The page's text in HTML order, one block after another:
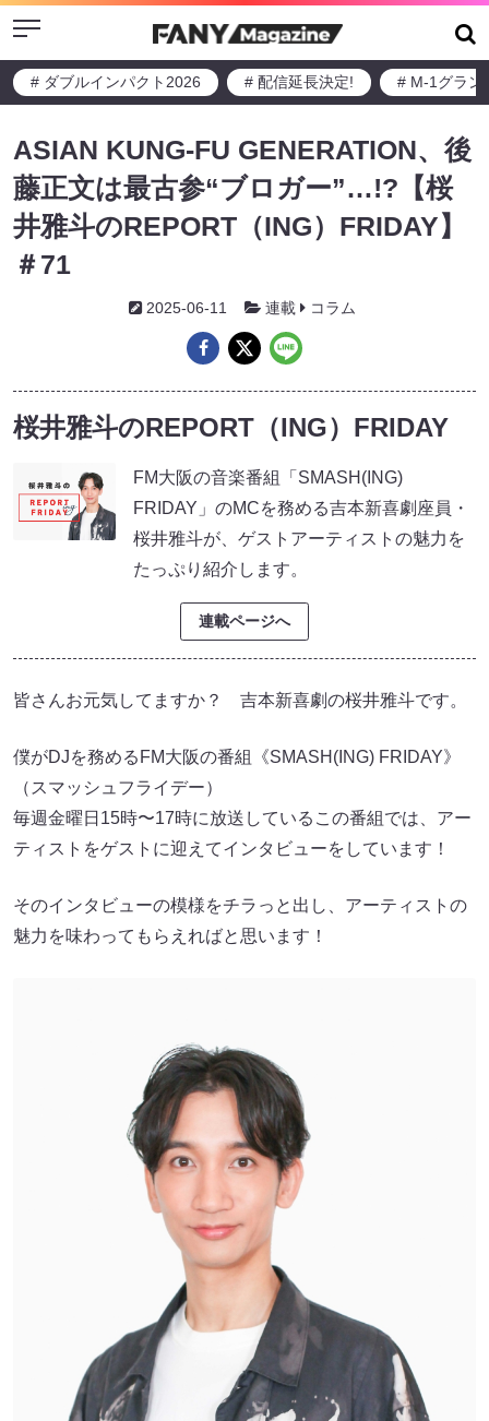
Menu
# ダブルインパクト2026 # 配信延長決定! # M-1グラン
ASIAN KUNG-FU GENERATION、後
藤正文は最古参“ブロガー”…!?【桜
井雅斗のREPORT（ING）FRIDAY】
＃71
2025-06-11 連載 コラム
桜井雅斗のREPORT（ING）FRIDAY
FM大阪の音楽番組「SMASH(ING)
FRIDAY」のMCを務める吉本新喜劇座員・
桜井雅斗が、ゲストアーティストの魅力を
たっぷり紹介します。
連載ページへ
皆さんお元気してますか？ 吉本新喜劇の桜井雅斗です。
僕がDJを務めるFM大阪の番組《SMASH(ING) FRIDAY》
（スマッシュフライデー）
毎週金曜日15時〜17時に放送しているこの番組では、アー
ティストをゲストに迎えてインタビューをしています！
そのインタビューの模様をチラっと出し、アーティストの
魅力を味わってもらえればと思います！